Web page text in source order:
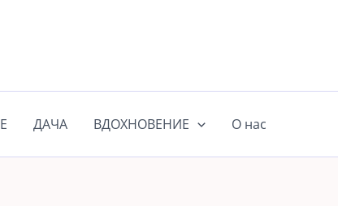
ДАЧА ВДОХНОВЕНИЕ О нас